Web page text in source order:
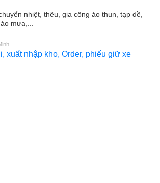
nhiệt, thêu, gia công áo thun, tạp dề,
mưa,...